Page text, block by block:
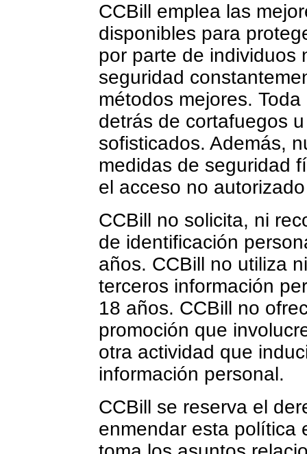
CCBill emplea las
disponibles para
por parte de individuos
seguridad
métodos mejores.
detrás de cortafuegos
sofisticados. Además,
medidas de seguridad
el acceso no
CCBill no solicita, ni
de identificación
años. CCBill no utiliza
terceros información
18 años. CCBill no
promoción que
otra actividad que
información personal.
CCBill se reserva el
enmendar esta política